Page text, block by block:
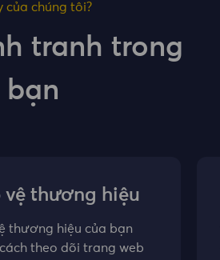
của chúng tôi?
tranh trong
bạn
vệ thương hiệu
thương hiệu của bạn
theo dõi trang web